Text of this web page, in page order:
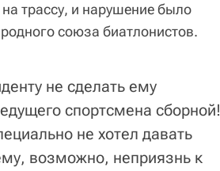
трассу, и нарушение было
союза биатлонистов.
не сделать ему
спортсмена сборной!
не хотел давать
возможно, неприязнь к